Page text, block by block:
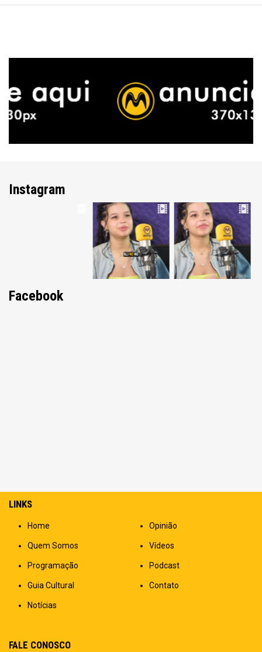
Instagram
Facebook
LINKS
Home
Quem Somos
Programação
Guia Cultural
Notícias
Opinião
Vídeos
Podcast
Contato
FALE CONOSCO